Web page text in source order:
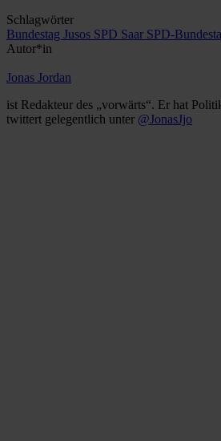
Schlagwörter
Bundestag Jusos SPD Saar SPD-
Autor*in
Jonas Jordan
ist Redakteur des „vorwärts“. Er hat
twittert gelegentlich unter @JonasJjo